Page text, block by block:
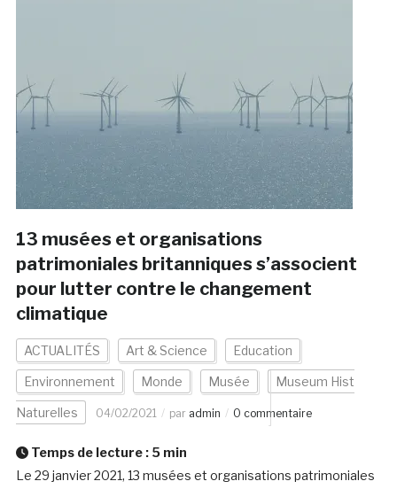
13 musées et organisations
patrimoniales britanniques s’associent
pour lutter contre le changement
climatique
ACTUALITÉS Art & Science Education
Environnement Monde Musée Museum Hist
Naturelles 04/02/2021 par admin 0 commentaire
Temps de lecture : 5 min
Le 29 janvier 2021, 13 musées et organisations patrimoniales